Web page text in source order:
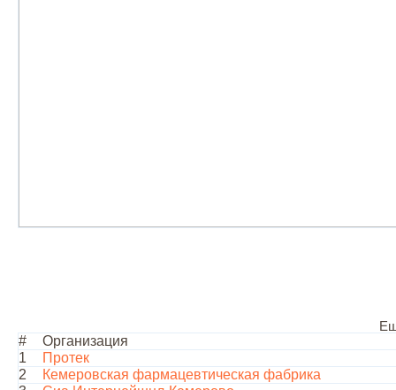
#
Организация
1
Протек
2
Кемеровская фармацевтическая фабрика